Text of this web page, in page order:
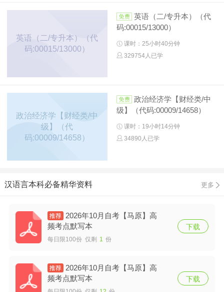
英语（二/专升本）（代
码:00015/13000）
英语（二/专升本）（代
码:00015/13000）
课时：25小时40分钟
329754人已学
政治经济学【财经类/中
级】（代
码:00009/14658）
政治经济学【财经类/中
级】（代码:00009/14658）
课时：19小时14分钟
34890人已学
汉语言本科必备精华资料 更多
2026年10月自考【马原】高
频考点默写本
每日限100份 仅剩 1 份
下载
2026年10月自考【马原】高
频考点默写本
下载